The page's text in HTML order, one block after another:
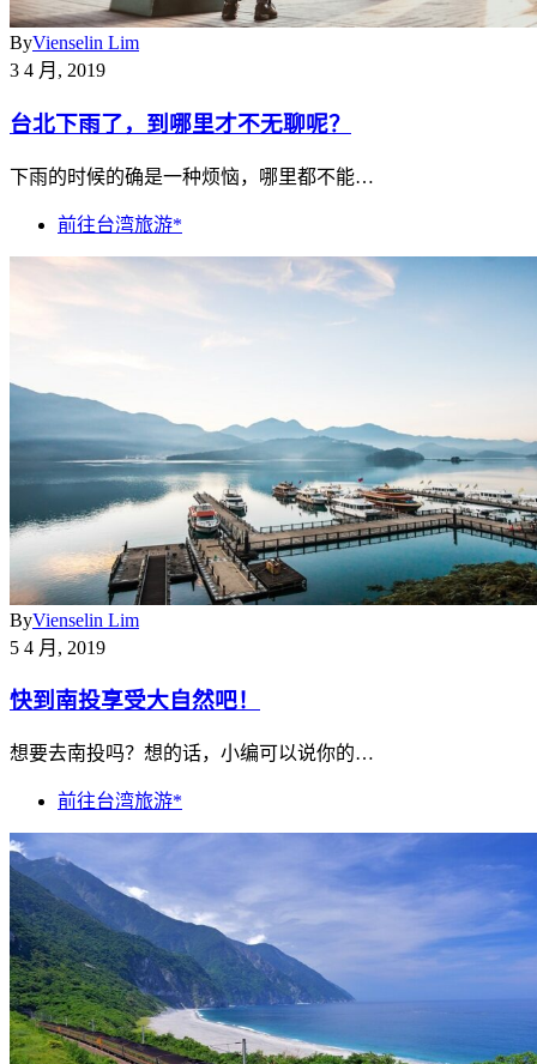
ByVienselin Lim
3 4 月, 2019
台北下雨了，到哪里才不无聊呢？
下雨的时候的确是一种烦恼，哪里都不能…
前往台湾旅游*
ByVienselin Lim
5 4 月, 2019
快到南投享受大自然吧！
想要去南投吗？想的话，小编可以说你的…
前往台湾旅游*